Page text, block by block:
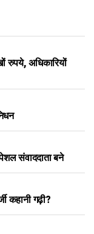
रुपये, अधिकारियों
संवाददाता बने
कहानी गढ़ी?